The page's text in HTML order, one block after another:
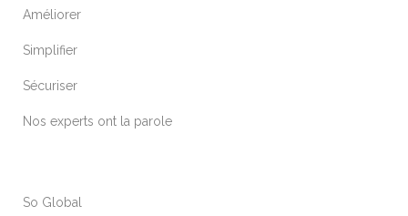
Améliorer
Simplifier
Sécuriser
Nos experts ont la parole
So Global